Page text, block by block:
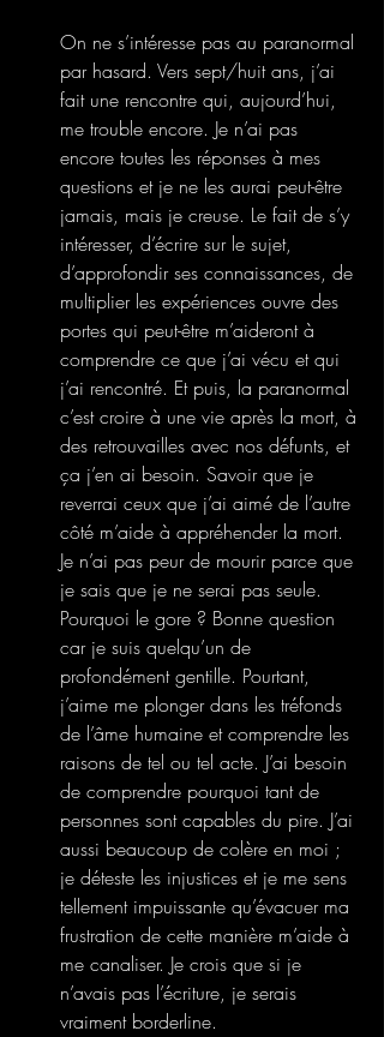
On ne s’intéresse pas au paranormal
par hasard. Vers sept/huit ans, j’ai
fait une rencontre qui, aujourd’hui,
me trouble encore. Je n’ai pas
encore toutes les réponses à mes
questions et je ne les aurai peut-être
jamais, mais je creuse. Le fait de s’y
intéresser, d’écrire sur le sujet,
d’approfondir ses connaissances, de
multiplier les expériences ouvre des
portes qui peut-être m’aideront à
comprendre ce que j’ai vécu et qui
j’ai rencontré. Et puis, la paranormal
c’est croire à une vie après la mort, à
des retrouvailles avec nos défunts, et
ça j’en ai besoin. Savoir que je
reverrai ceux que j’ai aimé de l’autre
côté m’aide à appréhender la mort.
Je n’ai pas peur de mourir parce que
je sais que je ne serai pas seule.
Pourquoi le gore ? Bonne question
car je suis quelqu’un de
profondément gentille. Pourtant,
j’aime me plonger dans les tréfonds
de l’âme humaine et comprendre les
raisons de tel ou tel acte. J’ai besoin
de comprendre pourquoi tant de
personnes sont capables du pire. J’ai
aussi beaucoup de colère en moi ;
je déteste les injustices et je me sens
tellement impuissante qu’évacuer ma
frustration de cette manière m’aide à
me canaliser. Je crois que si je
n’avais pas l’écriture, je serais
vraiment borderline.